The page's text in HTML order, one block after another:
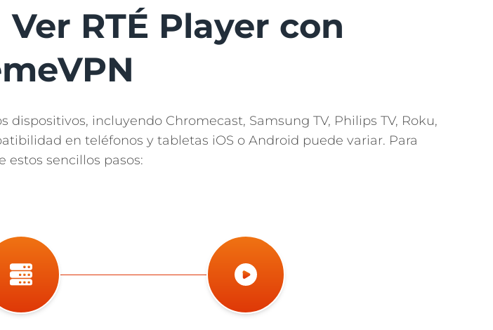
RTÉ Player con
incluyendo Chromecast, Samsung TV, Philips TV, Roku,
en teléfonos y tabletas iOS o Android puede variar. Para
sencillos pasos: